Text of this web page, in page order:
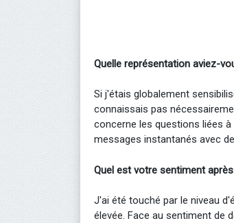
Quelle représentation aviez-
Si j'étais globalement
connaissais pas
concerne les questions liées
messages instantanés avec
Quel est votre sentiment
J'ai été touché par le niveau
élevée. Face au sentiment de